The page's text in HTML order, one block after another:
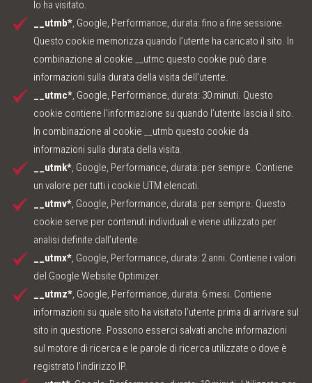
lo ha visitato.
__utmb*, Google, Performance, durata: fino a fine sessione.
Questo cookie memorizza quando l’utente ha caricato il sito. In
combinazione al cookie __utmc questo cookie può dare
informazioni sulla durata della visita dell’utente.
__utmc*, Google, Performance, durata: 30 minuti. Questo
cookie contiene l’informazione su quando l’utente lascia il sito.
In combinazione al cookie __utmb questo cookie da
informazioni sulla durata della visita.
__utmk*, Google, Performance, durata: per sempre. Contiene
un valore per tutti i cookie UTM elencati.
__utmv*, Google, Performance, durata: per sempre. Questo
cookie serve per contenuti individuali e viene utilizzato per
analisi definite dall’utente.
__utmx*, Google, Performance, durata: 2 anni. Contiene i valori
del Google Website Optimizer.
__utmz*, Google, Performance, durata: 6 mesi. Contiene
informazioni su quale sito ha visitato l’utente prima di arrivare sul
sito in questione. Possono esserci salvati anche informazioni
sul motore di ricerca e le parole di ricerca utilizzate o dove è
registrato l’indirizzo IP.